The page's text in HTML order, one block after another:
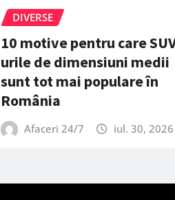
DIVERSE
10 motive pentru care
urile de dimensiuni medii
sunt tot mai populare în
România
Afaceri 24/7 iul. 30, 2026